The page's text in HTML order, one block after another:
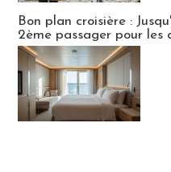
Bon plan croisière :
2ème passager pour les